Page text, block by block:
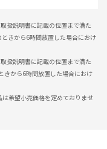
扱説明書に記載の位置まで満た
きから6時間放置した場合におけ
扱説明書に記載の位置まで満た
きから6時間放置した場合におけ
希望小売価格を定めておりませ